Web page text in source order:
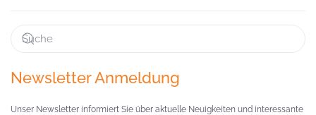
Newsletter Anmeldung
Unser Newsletter informiert Sie über aktuelle Neuigkeiten und interessante